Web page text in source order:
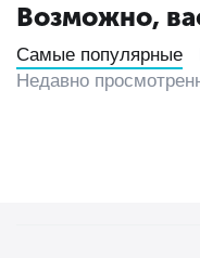
Возможно,
Самые популярные
Недавно